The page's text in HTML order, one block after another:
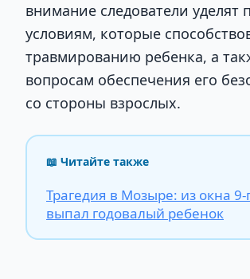
внимание следователи уделят
условиям, которые
травмированию ребенка, а
вопросам обеспечения его
со стороны взрослых.
📖 Читайте также
Трагедия в Мозыре: из окна 9-
выпал годовалый ребенок